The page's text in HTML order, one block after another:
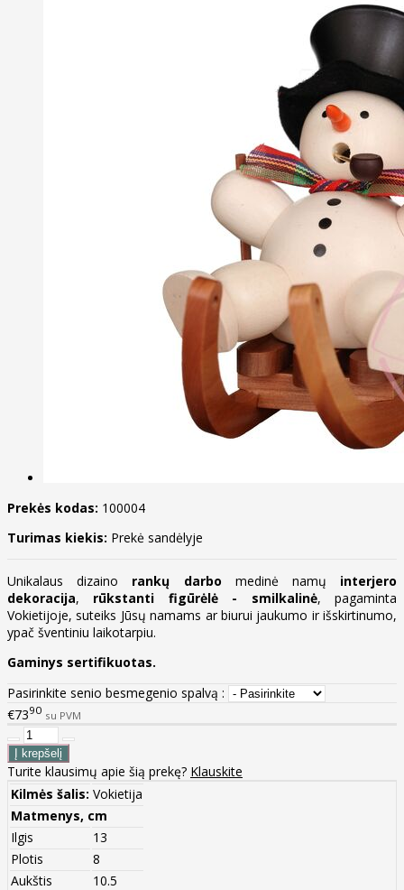
Prekės kodas: 100004
Turimas kiekis: Prekė sandėlyje
Unikalaus dizaino rankų darbo medinė namų interjero
dekoracija, rūkstanti figūrėlė - smilkalinė, pagaminta
Vokietijoje, suteiks Jūsų namams ar biurui jaukumo ir išskirtinumo,
ypač šventiniu laikotarpiu.
Gaminys sertifikuotas.
Pasirinkite senio besmegenio spalvą :
€7390 su PVM
Turite klausimų apie šią prekę? Klauskite
Kilmės šalis: Vokietija
Matmenys, cm
Ilgis
13
Plotis
8
Aukštis
10.5